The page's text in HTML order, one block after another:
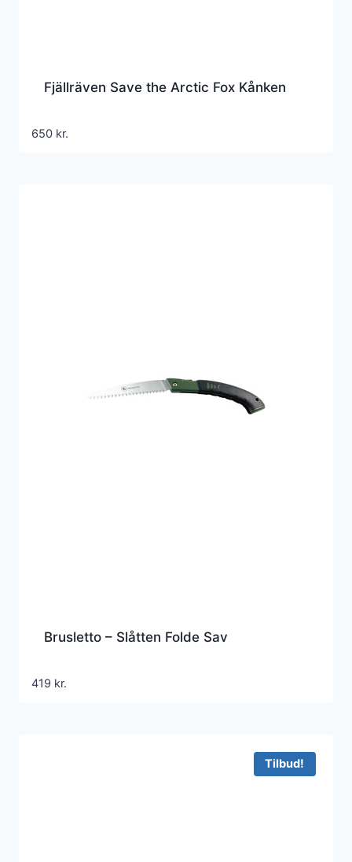
Fjällräven Save the Arctic Fox Kånken
650 kr.
Brusletto – Slåtten Folde Sav
419 kr.
Tilbud!